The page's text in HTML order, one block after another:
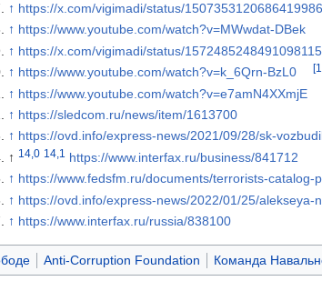
↑ https://x.com/vigimadi/status/1507353120686419986
↑ https://www.youtube.com/watch?v=MWwdat-DBek
↑ https://x.com/vigimadi/status/1572485248491098115
↑ https://www.youtube.com/watch?v=k_6Qrn-BzL0
↑ https://www.youtube.com/watch?v=e7amN4XXmjE
↑ https://sledcom.ru/news/item/1613700
↑ https://ovd.info/express-news/2021/09/28/sk-
↑ 14,0 14,1
https://www.interfax.ru/business/841712
↑ https://www.fedsfm.ru/documents/terrorists-catalog-
↑ https://ovd.info/express-news/2022/01/25/
↑ https://www.interfax.ru/russia/838100
Anti-Corruption Foundation Команда